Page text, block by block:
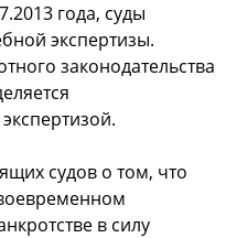
года, суды
экспертизы.
законодательства
судов о том, что
в силу